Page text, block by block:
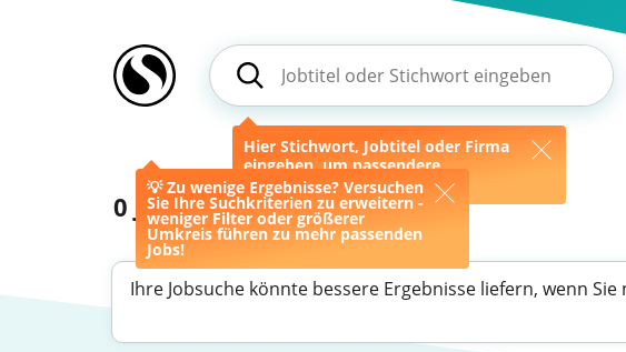
Hier Stichwort, Jobtitel oder Firma
eingeben, um passendere
Ergebnisse zu erhalten.
💡 Zu wenige Ergebnisse? Versuchen
Sie Ihre Suchkriterien zu erweitern -
weniger Filter oder größerer
Umkreis führen zu mehr passenden
Jobs!
0 Jobs
Ihre Jobsuche könnte bessere Ergebnisse liefern, wenn